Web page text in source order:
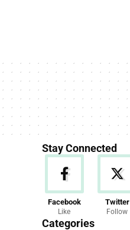
Stay Connected
Facebook
Like
Twitter
Follow
Categories